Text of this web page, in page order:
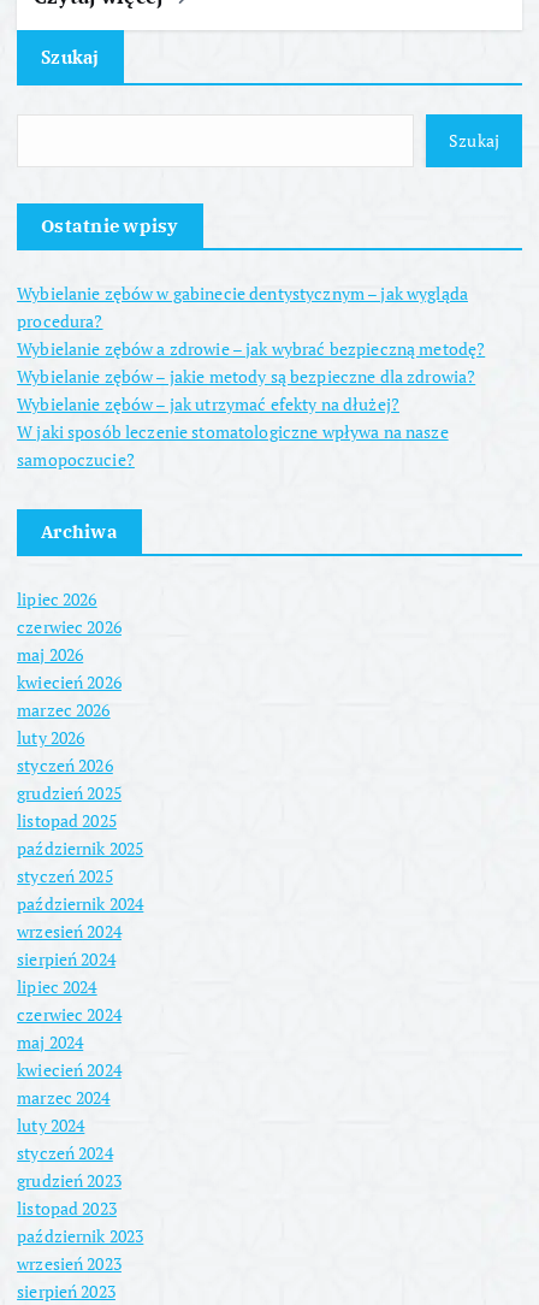
Szukaj
Szukaj
Ostatnie wpisy
Wybielanie zębów w gabinecie dentystycznym – jak wygląda
procedura?
Wybielanie zębów a zdrowie – jak wybrać bezpieczną metodę?
Wybielanie zębów – jakie metody są bezpieczne dla zdrowia?
Wybielanie zębów – jak utrzymać efekty na dłużej?
W jaki sposób leczenie stomatologiczne wpływa na nasze
samopoczucie?
Archiwa
lipiec 2026
czerwiec 2026
maj 2026
kwiecień 2026
marzec 2026
luty 2026
styczeń 2026
grudzień 2025
listopad 2025
październik 2025
styczeń 2025
październik 2024
wrzesień 2024
sierpień 2024
lipiec 2024
czerwiec 2024
maj 2024
kwiecień 2024
marzec 2024
luty 2024
styczeń 2024
grudzień 2023
listopad 2023
październik 2023
wrzesień 2023
sierpień 2023